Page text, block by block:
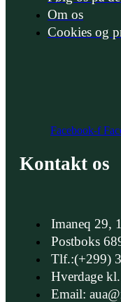
Om os
Cookies og
Facebook-f
Kontakt os
Imaneq 29,
Postboks
Tlf.:(+299)
Hverdage
Email: